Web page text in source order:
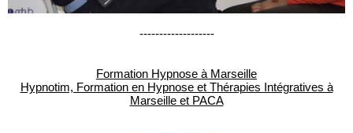
-------------------
Formation Hypnose à Marseille
Hypnotim, Formation en Hypnose et Thérapies Intégratives à
Marseille et PACA